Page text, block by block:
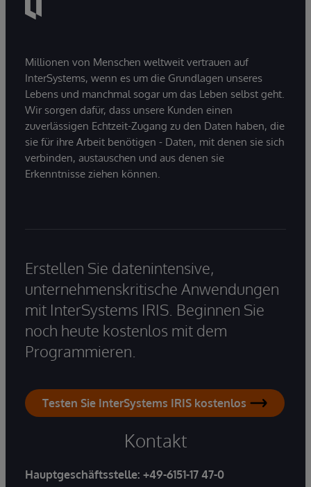
Millionen von Menschen weltweit vertrauen auf
InterSystems, wenn es um die Grundlagen unseres
Lebens und manchmal sogar um das Leben selbst geht.
Wir sorgen dafür, dass unsere Kunden einen
zuverlässigen Echtzeit-Zugang zu den Daten haben, die
sie für ihre Arbeit benötigen - Daten, mit denen sie sich
verbinden, austauschen und aus denen sie
Erkenntnisse ziehen können.
Erstellen Sie datenintensive,
unternehmenskritische Anwendungen
mit InterSystems IRIS. Beginnen Sie
noch heute kostenlos mit dem
Programmieren.
Testen Sie InterSystems IRIS kostenlos
Kontakt
Hauptgeschäftsstelle: +49-6151-17 47-0